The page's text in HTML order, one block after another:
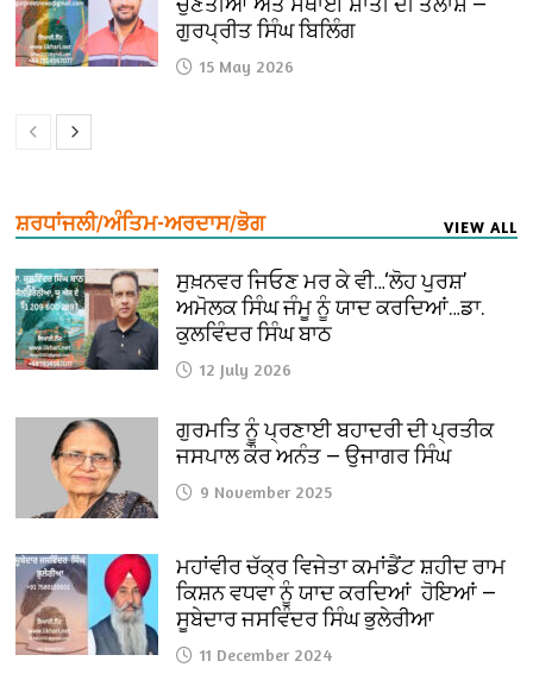
ਗੁਰਪ੍ਰੀਤ ਸਿੰਘ ਬਿਲਿੰਗ
15 May 2026
ਸ਼ਰਧਾਂਜਲੀ/ਅੰਤਿਮ-ਅਰਦਾਸ/ਭੋਗ VIEW ALL
ਸੁਖ਼ਨਵਰ ਜਿਓਣ ਮਰ ਕੇ ਵੀ…‘ਲੋਹ ਪੁਰਸ਼’
ਅਮੋਲਕ ਸਿੰਘ ਜੰਮੂ ਨੂੰ ਯਾਦ ਕਰਦਿਆਂ…ਡਾ.
ਕੁਲਵਿੰਦਰ ਸਿੰਘ ਬਾਠ
12 July 2026
ਗੁਰਮਤਿ ਨੂੰ ਪ੍ਰਣਾਈ ਬਹਾਦਰੀ ਦੀ ਪ੍ਰਤੀਕ
ਜਸਪਾਲ ਕੌਰ ਅਨੰਤ — ਉਜਾਗਰ ਸਿੰਘ
9 November 2025
ਮਹਾਂਵੀਰ ਚੱਕ੍ਰ ਵਿਜੇਤਾ ਕਮਾਂਡੈਂਟ ਸ਼ਹੀਦ ਰਾਮ
ਕਿਸ਼ਨ ਵਧਵਾ ਨੂੰ ਯਾਦ ਕਰਦਿਆਂ ਹੋਇਆਂ —
ਸੂਬੇਦਾਰ ਜਸਵਿੰਦਰ ਸਿੰਘ ਭੁਲੇਰੀਆ
11 December 2024